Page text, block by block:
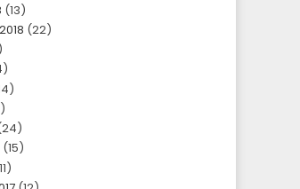
(13)
(22)
(15)